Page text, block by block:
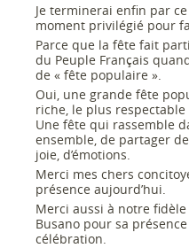
Je terminerai enfin par
moment privilégié pour
Parce que la fête fait
du Peuple Français
de « fête populaire ».
Oui, une grande fête
riche, le plus
Une fête qui rassemble
ensemble, de partager
joie, d’émotions.
Merci mes chers
présence aujourd’hui.
Merci aussi à notre
Busano pour sa
célébration.